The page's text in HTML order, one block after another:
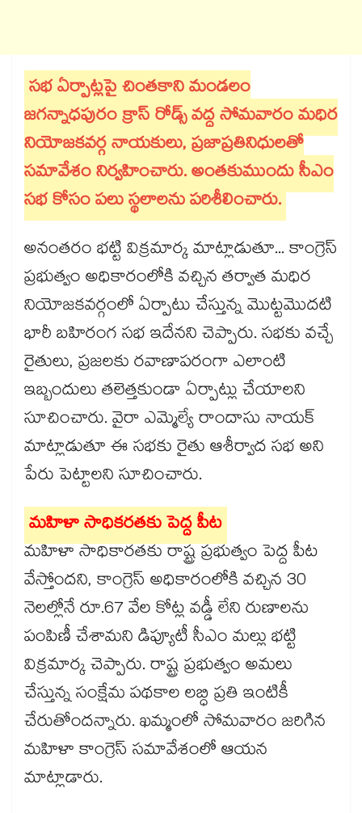
సభ ఏర్పాట్లపై చింతకాని మండలం
జగన్నాధపురం క్రాస్ రోడ్స్ వద్ద సోమవారం మధిర
నియోజకవర్గ నాయకులు, ప్రజాప్రతినిధులతో
సమావేశం నిర్వహించారు. అంతకుముందు సీఎం
సభ కోసం పలు స్థలాలను పరిశీలించారు.
అనంతరం భట్టి విక్రమార్క మాట్లాడుతూ... కాంగ్రెస్
ప్రభుత్వం అధికారంలోకి వచ్చిన తర్వాత మధిర
నియోజకవర్గంలో ఏర్పాటు చేస్తున్న మొట్టమొదటి
భారీ బహిరంగ సభ ఇదేనని చెప్పారు. సభకు వచ్చే
రైతులు, ప్రజలకు రవాణాపరంగా ఎలాంటి
ఇబ్బందులు తలెత్తకుండా ఏర్పాట్లు చేయాలని
సూచించారు. వైరా ఎమ్మెల్యే రాందాసు నాయక్
మాట్లాడుతూ ఈ సభకు రైతు ఆశీర్వాద సభ అని
పేరు పెట్టాలని సూచించారు.
మహిళా సాధికరతకు పెద్ద పీట
మహిళా సాధికారతకు రాష్ట్ర ప్రభుత్వం పెద్ద పీట
వేస్తోందని, కాంగ్రెస్ అధికారంలోకి వచ్చిన 30
నెలల్లోనే రూ.67 వేల కోట్ల వడ్డీ లేని రుణాలను
పంపిణీ చేశామని డిప్యూటీ సీఎం మల్లు భట్టి
విక్రమార్క చెప్పారు. రాష్ట్ర ప్రభుత్వం అమలు
చేస్తున్న సంక్షేమ పథకాల లబ్ధి ప్రతి ఇంటికీ
చేరుతోందన్నారు. ఖమ్మంలో సోమవారం జరిగిన
మహిళా కాంగ్రెస్ సమావేశంలో ఆయన
మాట్లాడారు.